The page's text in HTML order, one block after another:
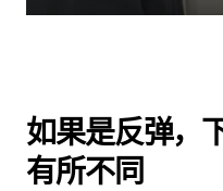
如果是反弹，
有所不同